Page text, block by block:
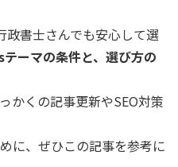
政書士さんでも安心して選
ーマの条件と、選び方の
かくの記事更新やSEO対策
に、ぜひこの記事を参考に